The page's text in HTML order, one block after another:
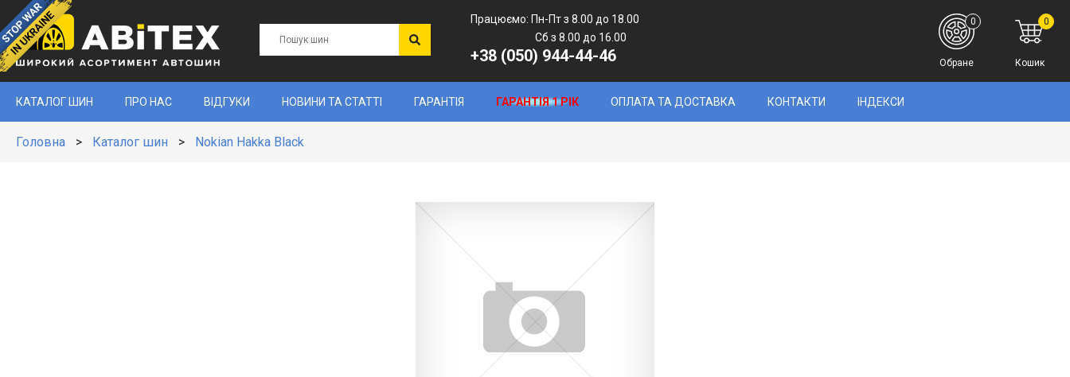
Працюємо: Пн-Пт з 8.00 до 18.00
Сб з 8.00 до 16.00
+38 (050) 944-44-46
0
Кошик
0
Обране
КАТАЛОГ ШИН ПРО НАС ВІДГУКИ НОВИНИ ТА СТАТТІ ГАРАНТІЯ ГАРАНТІЯ 1 РІК ОПЛАТА ТА ДОСТАВКА КОНТАКТИ ІНДЕКСИ
Головна > Каталог шин > Nokian Hakka Black